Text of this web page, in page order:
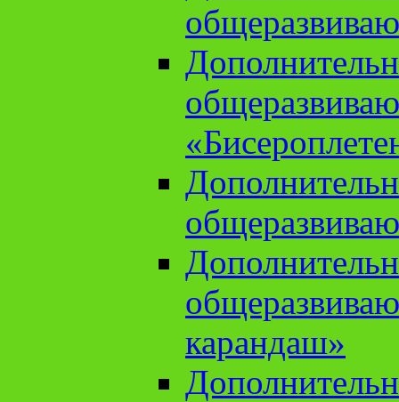
карандаш»